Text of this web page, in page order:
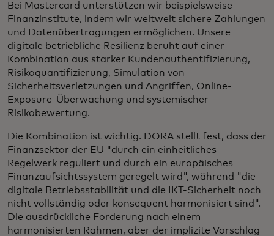
Bei Mastercard unterstützen wir beispielsweise
Finanzinstitute, indem wir weltweit sichere Zahlungen
und Datenübertragungen ermöglichen. Unsere
digitale betriebliche Resilienz beruht auf einer
Kombination aus starker Kundenauthentifizierung,
Risikoquantifizierung, Simulation von
Sicherheitsverletzungen und Angriffen, Online-
Exposure-Überwachung und systemischer
Risikobewertung.
Die Kombination ist wichtig. DORA stellt fest, dass der
Finanzsektor der EU "durch ein einheitliches
Regelwerk reguliert und durch ein europäisches
Finanzaufsichtssystem geregelt wird", während "die
digitale Betriebsstabilität und die IKT-Sicherheit noch
nicht vollständig oder konsequent harmonisiert sind".
Die ausdrückliche Forderung nach einem
harmonisierten Rahmen, aber der implizite Vorschlag